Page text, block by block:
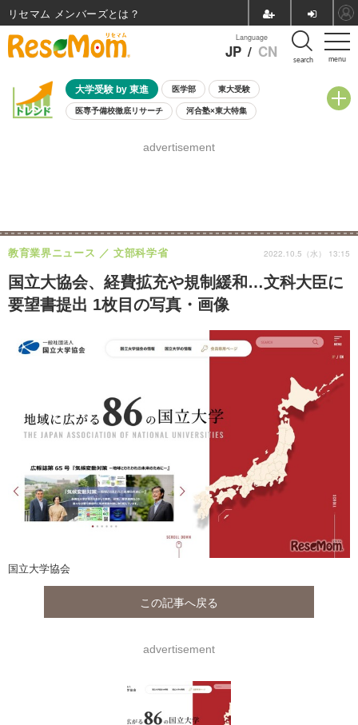
menu
Language
JP / CN search
大学受験 by 東進 医学部 東大受験
医専予備校徹底リサーチ 河合塾×東大特集
8月開催学校説明会・相談会
advertisement
国立大協会、経費拡充や規制緩和…文科大臣に
要望書提出 1枚目の写真・画像
教育業界ニュース 文部科学省 2022.10.5（水） 13:15
国立大学協会
この記事へ戻る
advertisement
リセマム メンバーズ